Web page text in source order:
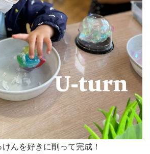
んを好きに削って完成！